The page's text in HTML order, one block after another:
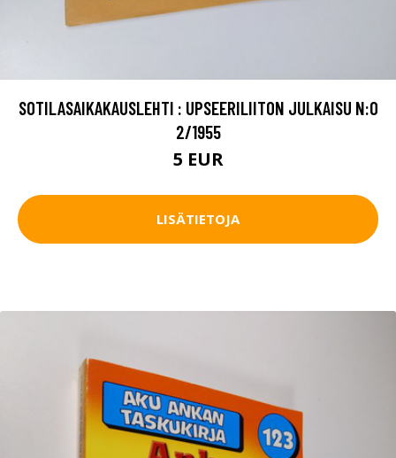
SOTILASAIKAKAUSLEHTI : UPSEERILIITON JULKAISU N:O
2/1955
5 EUR
LISÄTIETOJA